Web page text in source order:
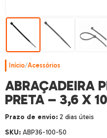
Início/Acessórios
ABRAÇADEIRA
PRETA – 3,6 X
Prazo de envio: 2 dias úteis
SKU: ABP36-100-50